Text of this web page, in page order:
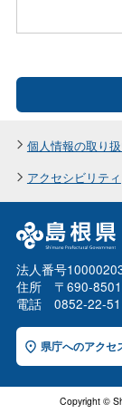
個人情報の取り
アクセシビリティ
法人番号
住所 〒690-8501
電話 0852-22-
県庁へのアクセ
Copyright ©